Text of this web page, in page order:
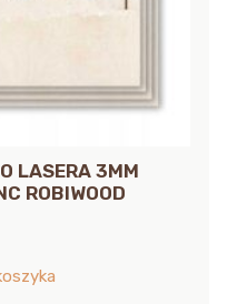
LASERA 3MM
ROBIWOOD